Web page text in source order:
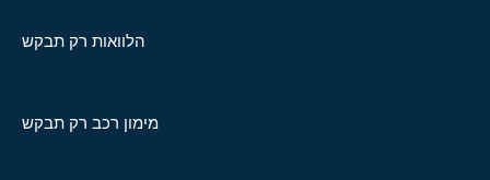
הלוואות רק תבקש
מימון רכב רק תבקש